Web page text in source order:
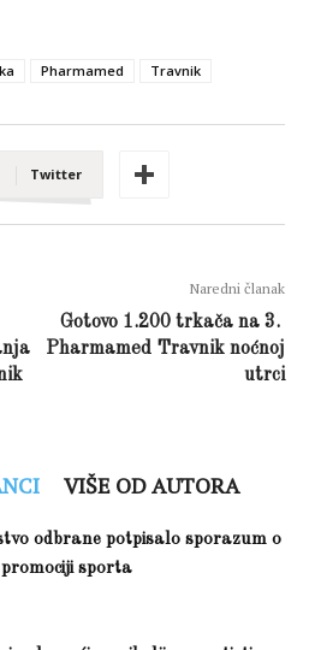
Pharmamed Travnik
Twitter
Naredni članak
Gotovo 1.200 trkača na 3.
Pharmamed Travnik noćnoj
utrci
VIŠE OD AUTORA
odbrane potpisalo sporazum o
sporta